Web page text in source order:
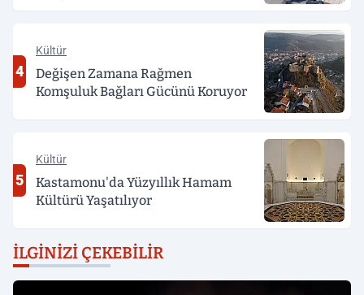
4
Kültür
Değişen Zamana Rağmen
Komşuluk Bağları Gücünü Koruyor
5
Kültür
Kastamonu'da Yüzyıllık Hamam
Kültürü Yaşatılıyor
İLGINIZI ÇEKEBILIR